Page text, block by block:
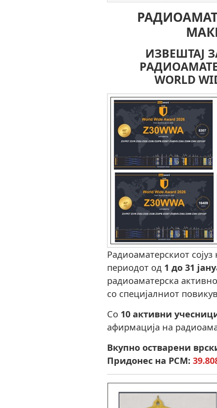
ИЗВЕШТАЈ
WORLD
Радиоаматерскиот
периодот од 1 до 31
радиоаматерска
со специјалниот
Со 10 активни
афирмација на
Вкупно остварени
Придонес на РСМ: